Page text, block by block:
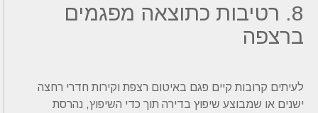
8. רטיבות כתוצאה מפגמים
ברצפה
לעיתים קרובות קיים פגם באיטום רצפת וקירות חדרי רחצה
ישנים או שמבוצע שיפוץ בדירה תוך כדי השיפוץ, נהרסת